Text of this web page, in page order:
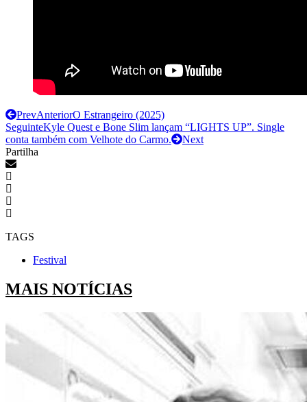
PrevAnteriorO Estrangeiro (2025)
SeguinteKyle Quest e Bone Slim lançam “LIGHTS UP”. Single
conta também com Velhote do Carmo.
Next
Partilha
TAGS
Festival
MAIS NOTÍCIAS